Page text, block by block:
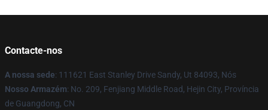
Contacte-nos
A nossa sede: 111621 East Stanley Drive Sandy, Ut 84093, Nós
Nosso Armazém: No. 209, Fenjiang Middle Road, Hejin City, Província
de Guangdong, CN